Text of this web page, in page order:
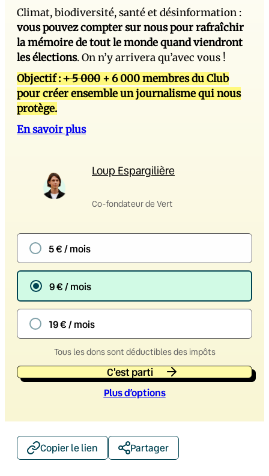
Climat, biodiversité, santé et désinformation :
vous pouvez compter sur nous pour rafraîchir
la mémoire de tout le monde quand viendront
les élections. On n’y arrivera qu’avec vous !
Objectif :+ 5 000 + 6 000 membres du Club
pour créer ensemble un journalisme qui nous
protège.
En savoir plus
Loup Espargilière
Co-fondateur de Vert
5 € / mois
9 € / mois
19 € / mois
Tous les dons sont déductibles des impôts
C'est parti
Plus d’options
Copier le lien Partager